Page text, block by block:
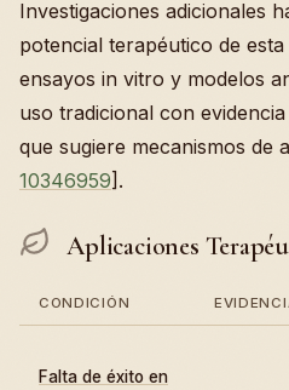
Investigaciones adicionales
potencial terapéutico de esta
ensayos in vitro y modelos
uso tradicional con
que sugiere mecanismos de
10346959].
Aplicaciones
CONDICIÓN
Falta de éxito en